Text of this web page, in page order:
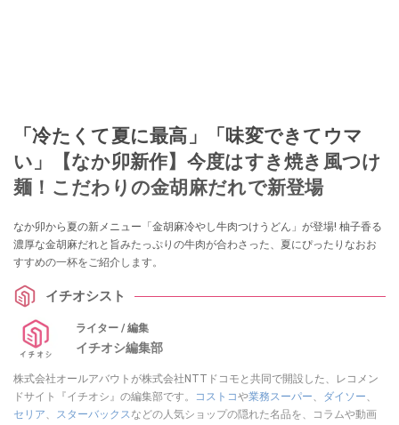
「冷たくて夏に最高」「味変できてウマ
い」【なか卯新作】今度はすき焼き風つけ
麺！こだわりの金胡麻だれで新登場
なか卯から夏の新メニュー「金胡麻冷やし牛肉つけうどん」が登場! 柚子香る
濃厚な金胡麻だれと旨みたっぷりの牛肉が合わさった、夏にぴったりなおお
すすめの一杯をご紹介します。
イチオシスト
ライター / 編集
イチオシ編集部
株式会社オールアバウトが株式会社NTTドコモと共同で開設した、レコメン
ドサイト『イチオシ』の編集部です。
コストコや業務スーパー、 ダイソー、
セリア、 スターバックスなどの人気ショップの隠れた名品を、コラムや動画